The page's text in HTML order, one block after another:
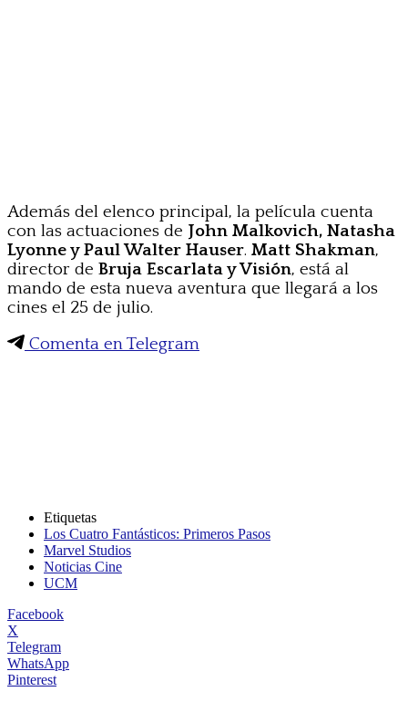
Además del elenco principal, la película cuenta
con las actuaciones de John Malkovich, Natasha
Lyonne y Paul Walter Hauser. Matt Shakman,
director de Bruja Escarlata y Visión, está al
mando de esta nueva aventura que llegará a los
cines el 25 de julio.
Comenta en Telegram
Etiquetas
Los Cuatro Fantásticos: Primeros Pasos
Marvel Studios
Noticias Cine
UCM
Facebook
X
Telegram
WhatsApp
Pinterest